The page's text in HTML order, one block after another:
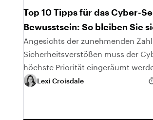
Top 10 Tipps für das Cyber-
Bewusstsein: So bleiben Sie
proaktiv
Angesichts der zunehmenden
Sicherheitsverstößen muss der
höchste Priorität eingeräumt
Sie diese präventiven Tipps zur
Lexi Croisdale